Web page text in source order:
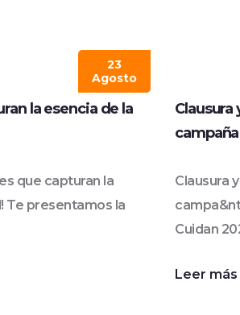
23
Agosto
la esencia de la
que capturan la
Te presentamos la
Clausura
Cuidan
Leer más